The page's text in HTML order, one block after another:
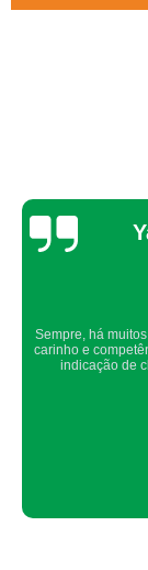
qual o preço de
veterinário para
cirurgia castração
cirurgia gato pedra
veterinário para
cirurgia gato Butantã
cirurgias gato tumor
Confio de olhos
os veterinários